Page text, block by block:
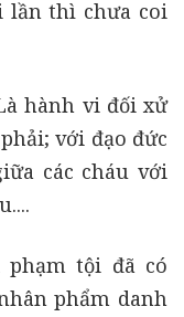
lần thì chưa coi
hành vi đối xử
với đạo đức
các cháu với
phạm tội đã có
phẩm danh